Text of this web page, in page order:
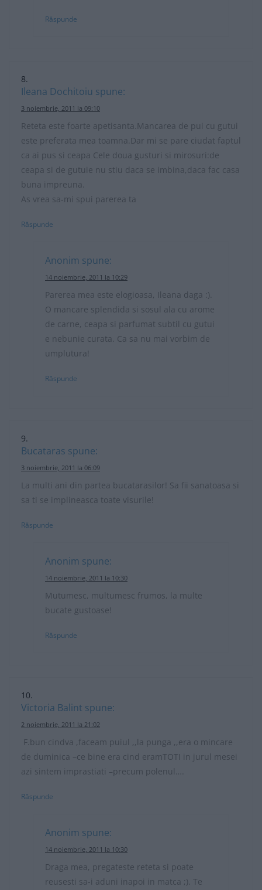
Răspunde
Ileana Dochitoiu spune:
3 noiembrie, 2011 la 09:10
Reteta este foarte apetisanta.Mancarea de pui cu gutui
este preferata mea toamna.Dar mi se pare ciudat faptul
ca ai pus si ceapa Cele doua gusturi si mirosuri:de
ceapa si de gutuie nu stiu daca se imbina,daca fac casa
buna impreuna.
As vrea sa-mi spui parerea ta
Răspunde
Anonim spune:
14 noiembrie, 2011 la 10:29
Parerea mea este elogioasa, Ileana daga :).
O mancare splendida si sosul ala cu arome
de carne, ceapa si parfumat subtil cu gutui
e nebunie curata. Ca sa nu mai vorbim de
umplutura!
Răspunde
Bucataras spune:
3 noiembrie, 2011 la 06:09
La multi ani din partea bucatarasilor! Sa fii sanatoasa si
sa ti se implineasca toate visurile!
Răspunde
Anonim spune:
14 noiembrie, 2011 la 10:30
Mutumesc, multumesc frumos, la multe
bucate gustoase!
Răspunde
Victoria Balint spune:
2 noiembrie, 2011 la 21:02
F.bun cindva ,faceam puiul ,,la punga ,,era o mincare
de duminica –ce bine era cind eramTOTI in jurul mesei
azi sintem imprastiati –precum polenul….
Răspunde
Anonim spune:
14 noiembrie, 2011 la 10:30
Draga mea, pregateste reteta si poate
reusesti sa-i aduni inapoi in matca ;). Te